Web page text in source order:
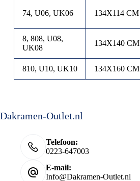
74, U06, UK06 134X114 CM
8, 808, U08,
UK08
134X140 CM
810, U10, UK10 134X160 CM
Dakramen-Outlet.nl
Telefoon:
0223-647003
E-mail:
Info@Dakramen-Outlet.nl